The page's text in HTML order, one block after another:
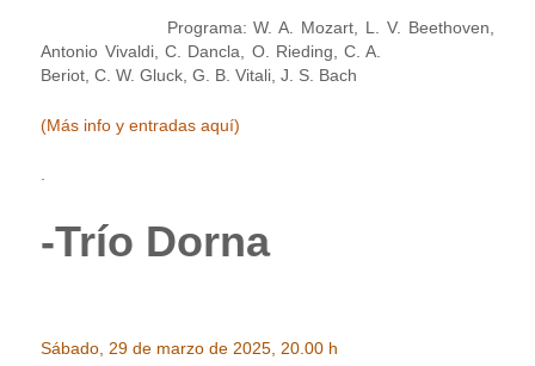
Programa: W. A. Mozart, L. V. Beethoven,
Antonio Vivaldi, C. Dancla, O. Rieding, C. A.
Beriot, C. W. Gluck, G. B. Vitali, J. S. Bach
(Más info y entradas aquí)
-Trío Dorna
Sábado, 29 de marzo de 2025, 20.00 h